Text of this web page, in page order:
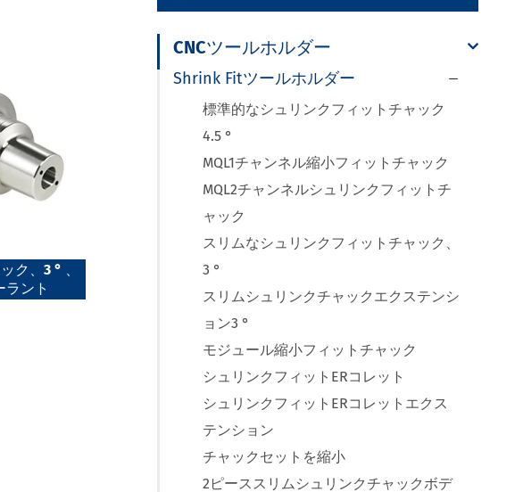
ク、3 ° 、
ラント
CNCツールホルダー
Shrink Fitツールホルダー 
標準的なシュリンクフィットチャック
4.5 °
MQL1チャンネル縮小フィットチャック
MQL2チャンネルシュリンクフィットチ
ャック
スリムなシュリンクフィットチャック、
3 °
スリムシュリンクチャックエクステンシ
ョン3 °
モジュール縮小フィットチャック
シュリンクフィットERコレット
シュリンクフィットERコレットエクス
テンション
チャックセットを縮小
2ピーススリムシュリンクチャックボデ